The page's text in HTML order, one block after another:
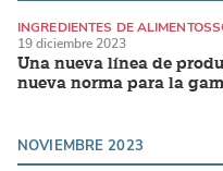
Una nueva línea de
nueva norma para la
INGREDIENTES DE ALIMENTOS
19 diciembre 2023
NOVIEMBRE 2023